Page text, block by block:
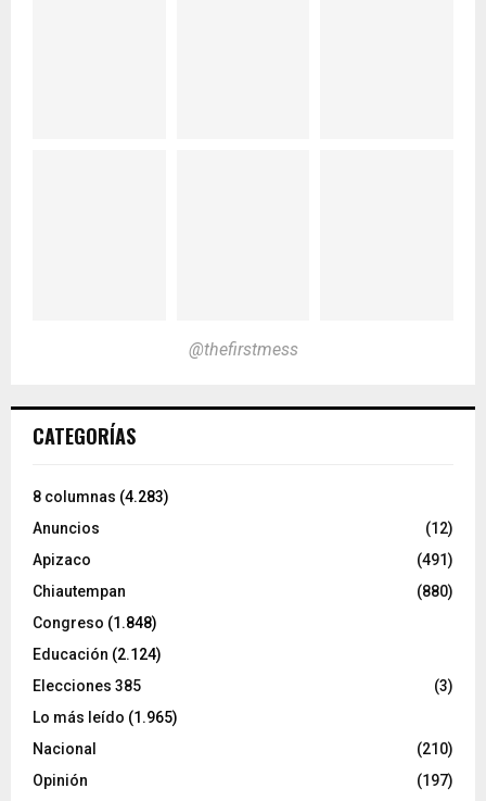
@thefirstmess
CATEGORÍAS
8 columnas (4.283)
Anuncios
(12)
Apizaco
(491)
Chiautempan
(880)
Congreso (1.848)
Educación (2.124)
Elecciones 385
(3)
Lo más leído (1.965)
Nacional
(210)
Opinión
(197)